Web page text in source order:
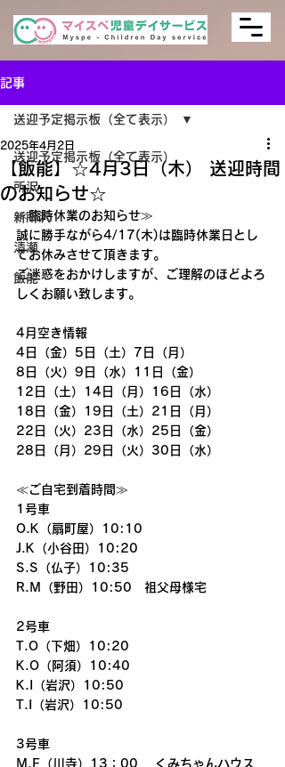
記事
送迎予定掲示板（全て表示）
所沢
新所沢
清瀬
飯能
送迎予定掲示板（全て表示）
【飯能】☆4月3日（木） 送迎時間
のお知らせ☆
2025年4月2日
≪臨時休業のお知らせ≫
誠に勝手ながら4/17(木)は臨時休業日とし
てお休みさせて頂きます。
ご迷惑をおかけしますが、ご理解のほどよろ
しくお願い致します。
4月空き情報
4日（金）5日（土）7日（月）
8日（火）9日（水）11日（金）
12日（土）14日（月）16日（水）
18日（金）19日（土）21日（月）
22日（火）23日（水）25日（金）
28日（月）29日（火）30日（水）
≪ご自宅到着時間≫
1号車
O.K（扇町屋）10:10
J.K（小谷田）10:20
S.S（仏子）10:35
R.M（野田）10:50　祖父母様宅
2号車
T.O（下畑）10:20
K.O（阿須）10:40
K.I（岩沢）10:50
T.I（岩沢）10:50
3号車
M.F（川寺）13：00 　くみちゃんハウス